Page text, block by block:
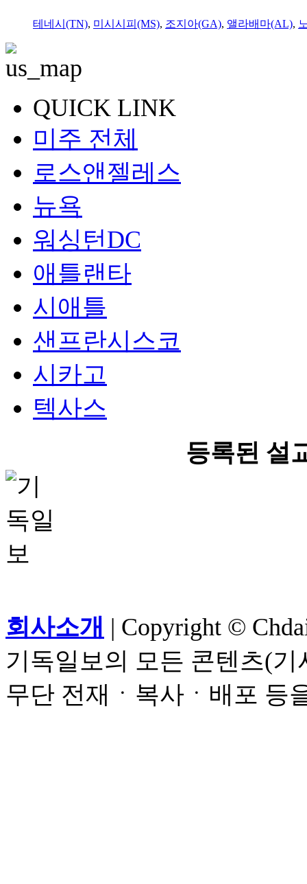
테네시(TN), 미시시피(MS), 조지아(GA), 앨라배마(AL),
QUICK LINK
미주 전체
로스앤젤레스
뉴욕
워싱턴DC
애틀랜타
시애틀
샌프란시스코
시카고
텍사스
등록된 설
회사소개 | Copyright ©
기독일보의 모든 콘텐츠(
무단 전재ㆍ복사ㆍ배포 등